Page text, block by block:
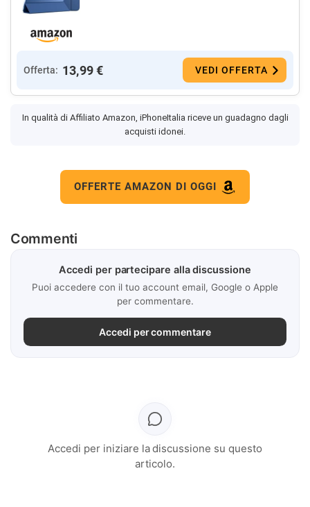
Offerta: 13,99 € VEDI OFFERTA
In qualità di Affiliato Amazon, iPhoneItalia riceve un guadagno dagli
acquisti idonei.
OFFERTE AMAZON DI OGGI
Commenti
Accedi per partecipare alla discussione
Puoi accedere con il tuo account email, Google o Apple
per commentare.
Accedi per commentare
Accedi per iniziare la discussione su questo
articolo.